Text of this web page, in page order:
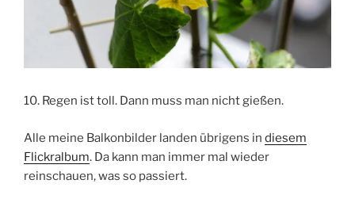
10. Regen ist toll. Dann muss man nicht gießen.
Alle meine Balkonbilder landen übrigens in diesem
Flickralbum. Da kann man immer mal wieder
reinschauen, was so passiert.